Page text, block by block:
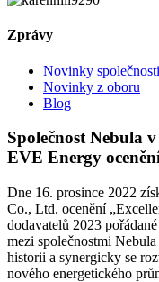
Zprávy
Novinky společnosti
Novinky z oboru
Blog
Společnost Nebula
EVE Energy
Dne 16. prosince 2022
Co., Ltd. ocenění
dodavatelů 2023
mezi společnostmi
historii a synergicky se
nového energetického